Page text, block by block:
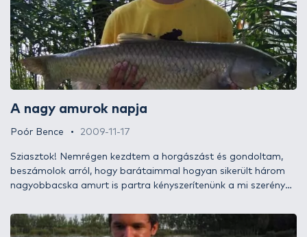
A nagy amurok napja
Poór Bence 2009-11-17
Sziasztok! Nemrégen kezdtem a horgászást és gondoltam,
beszámolok arról, hogy barátaimmal hogyan sikerült három
nagyobbacska amurt is partra kényszerítenünk a mi szerény
tartsatok velem!